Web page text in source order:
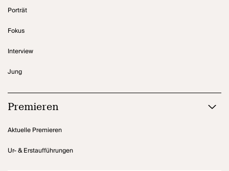
Porträt
Fokus
Interview
Jung
Premieren
Aktuelle Premieren
Ur- & Erstaufführungen